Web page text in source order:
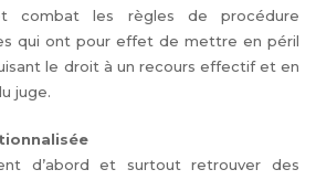
combat les règles de procédure
qui ont pour effet de mettre en péril
le droit à un recours effectif et en
juge.
d’abord et surtout retrouver des